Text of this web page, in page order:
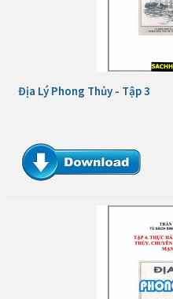
Địa Lý Phong Thủy - Tập 3